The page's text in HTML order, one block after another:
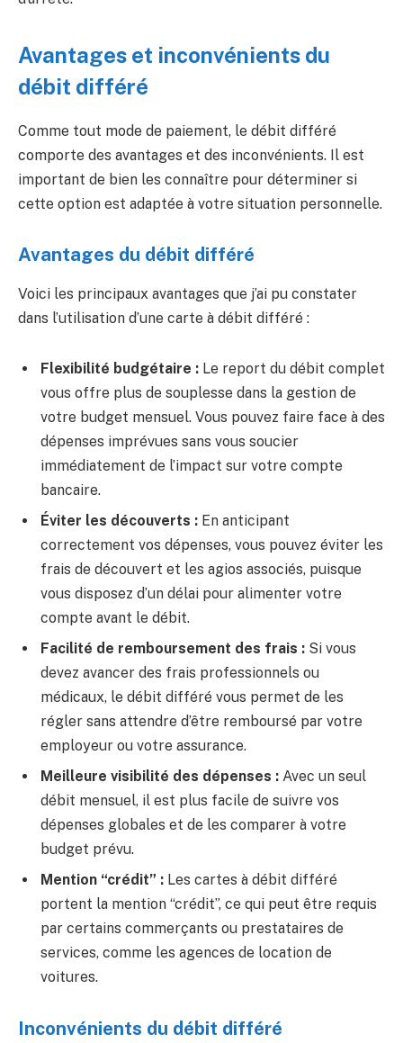
Avantages et inconvénients du
débit différé
Comme tout mode de paiement, le débit différé
comporte des avantages et des inconvénients. Il est
important de bien les connaître pour déterminer si
cette option est adaptée à votre situation personnelle.
Avantages du débit différé
Voici les principaux avantages que j’ai pu constater
dans l’utilisation d’une carte à débit différé :
Flexibilité budgétaire : Le report du débit complet
vous offre plus de souplesse dans la gestion de
votre budget mensuel. Vous pouvez faire face à des
dépenses imprévues sans vous soucier
immédiatement de l’impact sur votre compte
bancaire.
Éviter les découverts : En anticipant
correctement vos dépenses, vous pouvez éviter les
frais de découvert et les agios associés, puisque
vous disposez d’un délai pour alimenter votre
compte avant le débit.
Facilité de remboursement des frais : Si vous
devez avancer des frais professionnels ou
médicaux, le débit différé vous permet de les
régler sans attendre d’être remboursé par votre
employeur ou votre assurance.
Meilleure visibilité des dépenses : Avec un seul
débit mensuel, il est plus facile de suivre vos
dépenses globales et de les comparer à votre
budget prévu.
Mention “crédit” : Les cartes à débit différé
portent la mention “crédit”, ce qui peut être requis
par certains commerçants ou prestataires de
services, comme les agences de location de
voitures.
Inconvénients du débit différé